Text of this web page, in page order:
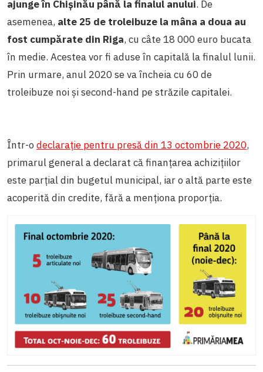
ajunge în Chișinău până la finalul anului. De
asemenea, alte 25 de troleibuze la mâna a doua au
fost cumpărate din Riga, cu câte 18 000 euro bucata
în medie. Acestea vor fi aduse în capitală la finalul lunii.
Prin urmare, anul 2020 se va încheia cu 60 de
troleibuze noi și second-hand pe străzile capitalei.
Într-odeclarație pentru presă din 13 octombrie 2020,
primarul general a declarat că finanțarea achizițiilor
este parțial din bugetul municipal, iar o altă parte este
acoperită din credite, fără a menționa proporția.